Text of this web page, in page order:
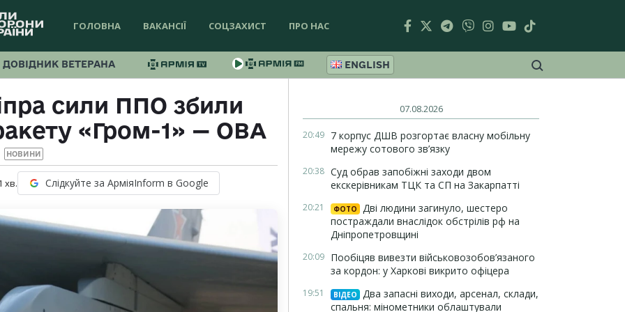
ГОЛОВНА ВАКАНСІЇ СОЦЗАХИСТ ПРО НАС
ДОВІДНИК ВЕТЕРАНА ENGLISH
сили ППО збили
«Гром-1» — ОВА
НОВИНИ
хв. Слідкуйте за АрміяInform в Google
07.08.2026
20:49 7 корпус ДШВ розгортає власну мобільну
мережу сотового зв’язку
20:38 Суд обрав запобіжні заходи двом
екскерівникам ТЦК та СП на Закарпатті
20:21 ФОТО
Дві людини загинуло, шестеро
постраждали внаслідок обстрілів рф на
Дніпропетровщині
20:09 Пообіцяв вивезти військовозобов’язаного
за кордон: у Харкові викрито офіцера
19:51 ВІДЕО
Два запасні виходи, арсенал, склади,
спальня: мінометники облаштували